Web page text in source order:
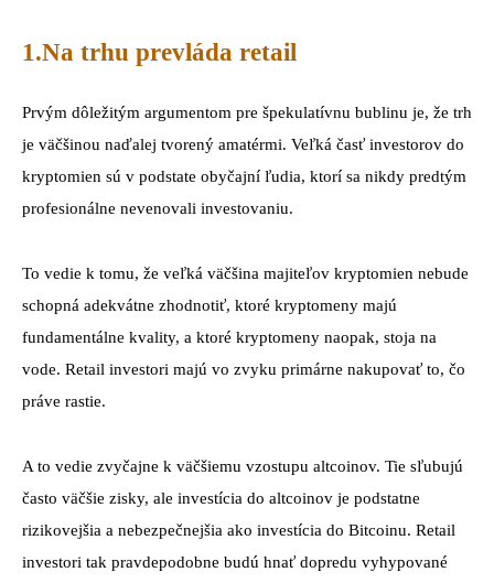
1.Na trhu prevláda retail
Prvým dôležitým argumentom pre špekulatívnu bublinu je, že trh
je väčšinou naďalej tvorený amatérmi. Veľká časť investorov do
kryptomien sú v podstate obyčajní ľudia, ktorí sa nikdy predtým
profesionálne nevenovali investovaniu.
To vedie k tomu, že veľká väčšina majiteľov kryptomien nebude
schopná adekvátne zhodnotiť, ktoré kryptomeny majú
fundamentálne kvality, a ktoré kryptomeny naopak, stoja na
vode. Retail investori majú vo zvyku primárne nakupovať to, čo
práve rastie.
A to vedie zvyčajne k väčšiemu vzostupu altcoinov. Tie sľubujú
často väčšie zisky, ale investícia do altcoinov je podstatne
rizikovejšia a nebezpečnejšia ako investícia do Bitcoinu. Retail
investori tak pravdepodobne budú hnať dopredu vyhypované